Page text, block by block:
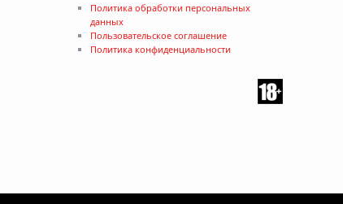
Политика обработки персональных
данных
Пользовательское соглашение
Политика конфиденциальности